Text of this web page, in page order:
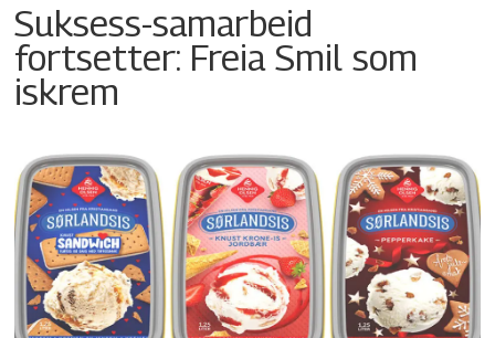
Suksess-samarbeid
fortsetter: Freia Smil som
iskrem